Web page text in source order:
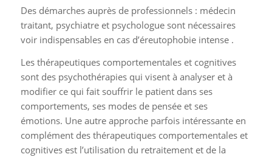
Des démarches auprès de professionnels : médecin
traitant, psychiatre et psychologue sont nécessaires
voir indispensables en cas d’éreutophobie intense .
Les thérapeutiques comportementales et cognitives
sont des psychothérapies qui visent à analyser et à
modifier ce qui fait souffrir le patient dans ses
comportements, ses modes de pensée et ses
émotions. Une autre approche parfois intéressante en
complément des thérapeutiques comportementales et
cognitives est l’utilisation du retraitement et de la